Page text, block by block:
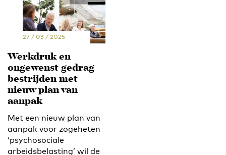
27 / 03 / 2025
Werkdruk en
ongewenst gedrag
bestrijden met
nieuw plan van
aanpak
Met een nieuw plan van
aanpak voor zogeheten
‘psychosociale
arbeidsbelasting’ wil de